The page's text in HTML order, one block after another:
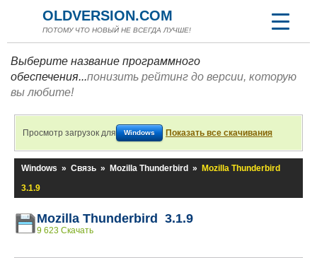
OLDVERSION.COM
ПОТОМУ ЧТО НОВЫЙ НЕ ВСЕГДА ЛУЧШЕ!
Выберите название программного
обеспечения...понизить рейтинг до версии, которую
вы любите!
Просмотр загрузок для Windows Показать все скачивания
Windows » Связь » Mozilla Thunderbird »
Mozilla Thunderbird
3.1.9
Mozilla Thunderbird 3.1.9
9 623 Скачать